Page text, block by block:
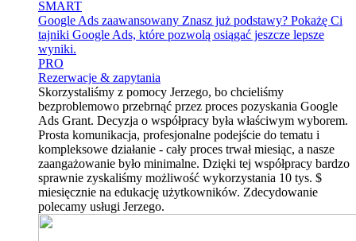
SMART
Google Ads zaawansowany Znasz już podstawy? Pokażę Ci
tajniki Google Ads, które pozwolą osiągać jeszcze lepsze
wyniki.
PRO
Rezerwacje & zapytania
Skorzystaliśmy z pomocy Jerzego, bo chcieliśmy
bezproblemowo przebrnąć przez proces pozyskania Google
Ads Grant. Decyzja o współpracy była właściwym wyborem.
Prosta komunikacja, profesjonalne podejście do tematu i
kompleksowe działanie - cały proces trwał miesiąc, a nasze
zaangażowanie było minimalne. Dzięki tej współpracy bardzo
sprawnie zyskaliśmy możliwość wykorzystania 10 tys. $
miesięcznie na edukację użytkowników. Zdecydowanie
polecamy usługi Jerzego.